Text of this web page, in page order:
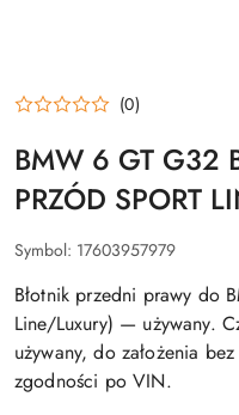
(0)
BMW 6 GT G32
PRZÓD SPORT
Symbol: 17603957979
Błotnik przedni prawy do
Line/Luxury) — używany.
używany, do założenia
zgodności po VIN.